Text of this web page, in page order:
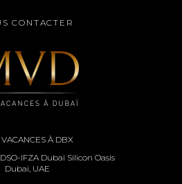
CONTACTER
À DBX
DSO-IFZA Dubai Silicon Oasis
Dubai, UAE